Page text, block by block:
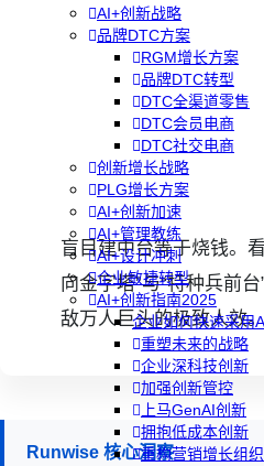
AI+创新战略
品牌DTC方案
RGM增长方案
品牌DTC转型
DTC全渠道零售
DTC会员电商
DTC社交电商
创新增长战略
PLG增长方案
AI+创新加速
AI+管理教练
AI+设计冲刺
企业敏捷转型
AI+创新指南2025
企业如何快速采用
重塑未来的战略
企业深科技创新
加强创新管控
上马GenAI创新
拥抱低成本创新
重构营销增长组织
盲目建中台等于烧钱。
向金字塔”与“特种兵前
敌万人巨头的极致人效
Runwise 核心洞察